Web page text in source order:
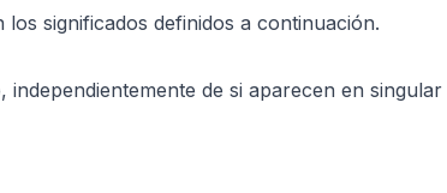
significados definidos a continuación.
independientemente de si aparecen en